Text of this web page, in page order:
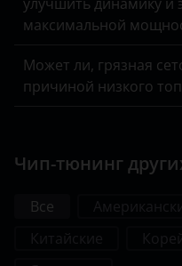
максимальной
Может ли, грязная
причиной низкого
Чип-тюнинг
Все